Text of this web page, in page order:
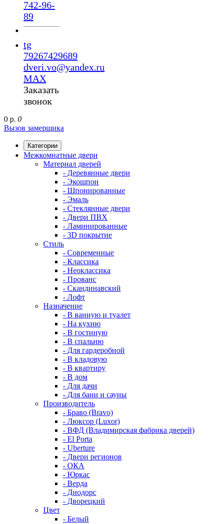
742-96-
89
tg
79267429689
dveri.vo@yandex.ru
MAX
Заказать
звонок
0 р. 0
Вызов замерщика
Категории
Межкомнатные двери
Материал дверей
- Деревянные двери
- Экошпон
- Шпонированные
- Эмаль
- Стеклянные двери
- Двери ПВХ
- Ламинированные
- 3D покрытие
Стиль
- Современные
- Классика
- Неоклассика
- Прованс
- Скандинавский
- Лофт
Назначение
- В ванную и туалет
- На кухню
- В гостиную
- В спальню
- Для гардеробной
- В кладовую
- В квартиру
- В дом
- Для дачи
- Для бани и сауны
Производитель
- Браво (Bravo)
- Люксор (Luxor)
- ВФД (Владимирская фабрика дверей)
- El Porta
- Uberture
- Двери регионов
- ОКА
- Юркас
- Верда
- Диодорс
- Дворецкий
Цвет
- Белый